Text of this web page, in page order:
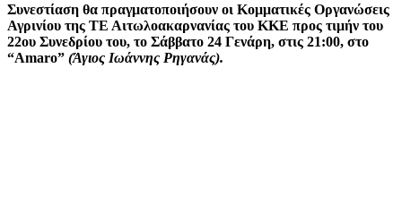
Συνεστίαση θα πραγματοποιήσουν οι Κομματικές Οργανώσεις
Αγρινίου της ΤΕ Αιτωλοακαρνανίας του ΚΚΕ προς τιμήν του
22ου Συνεδρίου του, το Σάββατο 24 Γενάρη, στις 21:00, στο
“Amaro” (Άγιος Ιωάννης Ρηγανάς).